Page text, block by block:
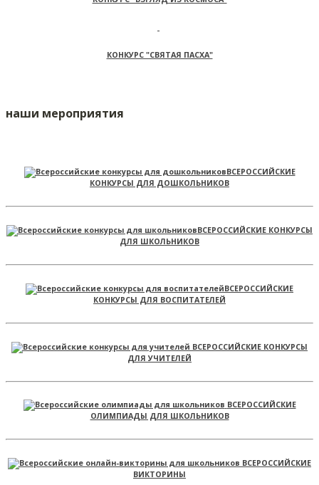
КОНКУРС "СВЯТАЯ ПАСХА"
наши мероприятия
ВСЕРОССИЙСКИЕ
КОНКУРСЫ ДЛЯ ДОШКОЛЬНИКОВ
ВСЕРОССИЙСКИЕ КОНКУРСЫ
ДЛЯ ШКОЛЬНИКОВ
ВСЕРОССИЙСКИЕ
КОНКУРСЫ ДЛЯ ВОСПИТАТЕЛЕЙ
ВСЕРОССИЙСКИЕ КОНКУРСЫ
ДЛЯ УЧИТЕЛЕЙ
ВСЕРОССИЙСКИЕ
ОЛИМПИАДЫ ДЛЯ ШКОЛЬНИКОВ
ВСЕРОССИЙСКИЕ
ВИКТОРИНЫ